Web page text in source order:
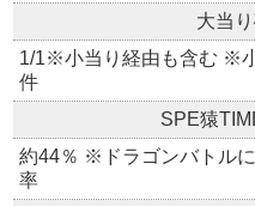
大当
1/1※小当り経由も含む ※
件
SPE猿
約44％ ※ドラゴンバトル
率